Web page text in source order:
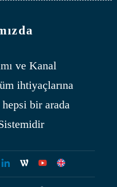
ve Kanal
ihtiyaçlarına
bir arada